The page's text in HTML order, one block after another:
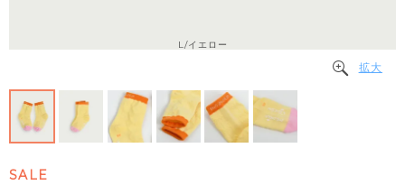
L/イエロー
拡大
SALE